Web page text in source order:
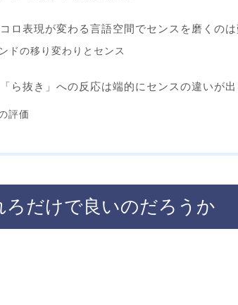
ロ表現が変わる言語空間でセンスを磨くのは
ドの移り変わりとセンス
「ら抜き」への反応は端的にセンスの違いが出
評価
ろだけで良いのだろうか